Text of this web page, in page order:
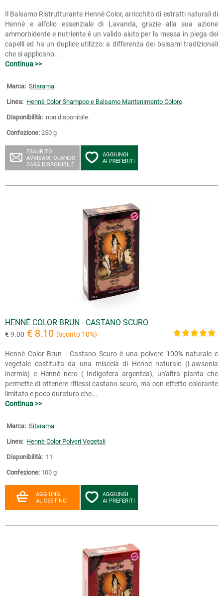
Il Balsamo Ristrutturante Hennè Color, arricchito di estratti naturali di
Hennè e all'olio essenziale di Lavanda, grazie alla sua azione
ammorbidente e nutriente è un valido aiuto per la messa in piega dei
capelli ed ha un duplice utilizzo: a differenza dei balsami tradizionali
che si applicano...
Continua >>
Marca: Sitarama
Linea: Hennè Color Shampoo e Balsamo Mantenimento Colore
Disponibilità: non disponibile.
Confezione: 250 g
ESAURITO
AVVISAMI QUANDO
SARÀ DISPONIBILE
AGGIUNGI
AI PREFERITI
HENNÈ COLOR BRUN - CASTANO SCURO
€ 9.00 € 8.10 (sconto 10%)
Hennè Color Brun - Castano Scuro è una polvere 100% naturale e
vegetale costituita da una miscela di Hennè naturale (Lawsonia
inermis) e Hennè nero ( Indigofera argentea), un'altra pianta che
permette di ottenere riflessi castano scuro, ma con effetto colorante
limitato e poco duraturo che...
Continua >>
Marca: Sitarama
Linea: Hennè Color Polveri Vegetali
Disponibilità: 11
Confezione: 100 g
AGGIUNGI
AL CESTINO
AGGIUNGI
AI PREFERITI